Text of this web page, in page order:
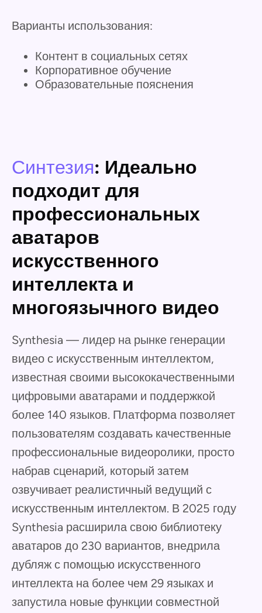
Варианты использования:
Контент в социальных сетях
Корпоративное обучение
Образовательные пояснения
Синтезия: Идеально
подходит для
профессиональных
аватаров
искусственного
интеллекта и
многоязычного видео
Synthesia — лидер на рынке генерации
видео с искусственным интеллектом,
известная своими высококачественными
цифровыми аватарами и поддержкой
более 140 языков. Платформа позволяет
пользователям создавать качественные
профессиональные видеоролики, просто
набрав сценарий, который затем
озвучивает реалистичный ведущий с
искусственным интеллектом. В 2025 году
Synthesia расширила свою библиотеку
аватаров до 230 вариантов, внедрила
дубляж с помощью искусственного
интеллекта на более чем 29 языках и
запустила новые функции совместной